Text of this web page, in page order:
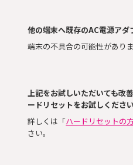
他の端末へ既存のAC電源アダ
端末の不具合の可能性がありま
上記をお試しいただいても
ードリセットをお試しくださ
詳しくは「ハードリセットの
さい。